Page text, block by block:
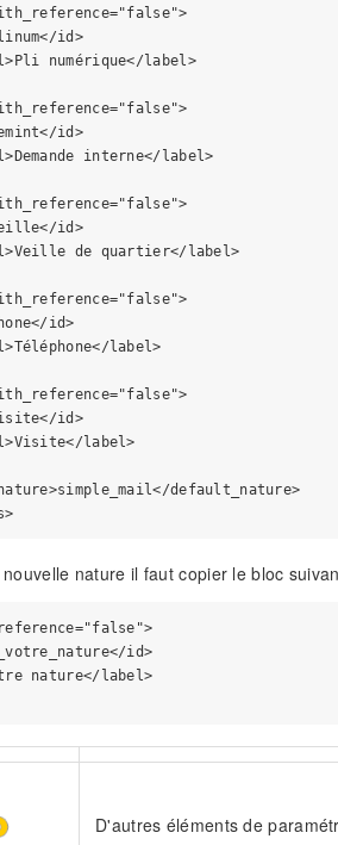
id>
numérique</label>
id>
interne</label>
id>
de quartier</label>
id>
label>
id>
label>
default_nature>
nature il faut copier le bloc
id>
nature</label>
D'autres éléments de